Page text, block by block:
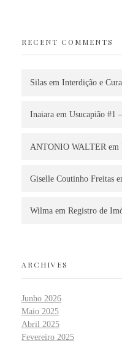
RECENT COMMENTS
Silas em Interdição e
Inaiara em Usucapião #1
ANTONIO WALTER em
Giselle Coutinho Freitas
Wilma em Registro de
ARCHIVES
Junho 2026
Maio 2025
Abril 2025
Fevereiro 2025